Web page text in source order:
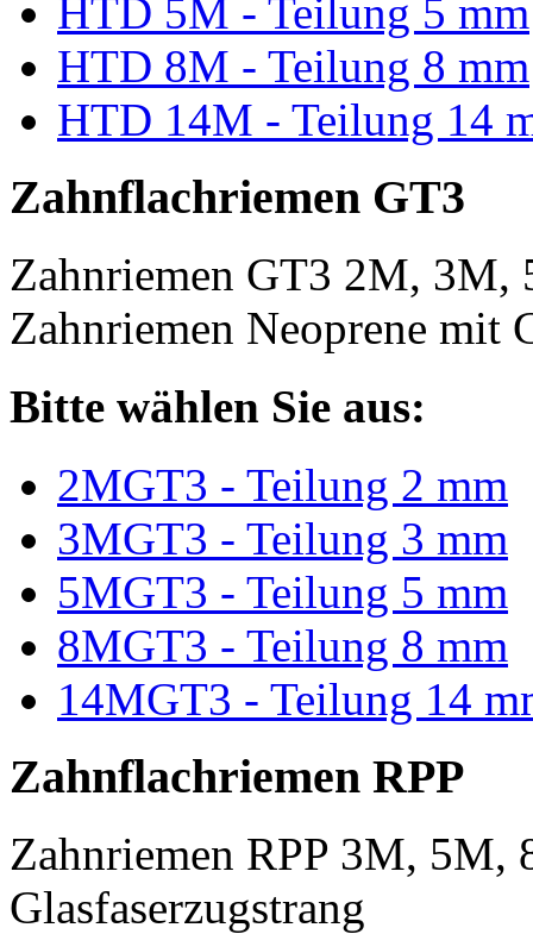
HTD 5M - Teilung 5 mm
HTD 8M - Teilung 8 mm
HTD 14M - Teilung 14
Zahnflachriemen GT3
Zahnriemen GT3 2M, 3M,
Zahnriemen Neoprene mit
Bitte wählen Sie aus:
2MGT3 - Teilung 2 mm
3MGT3 - Teilung 3 mm
5MGT3 - Teilung 5 mm
8MGT3 - Teilung 8 mm
14MGT3 - Teilung 14
Zahnflachriemen RPP
Zahnriemen RPP 3M, 5M,
Glasfaserzugstrang